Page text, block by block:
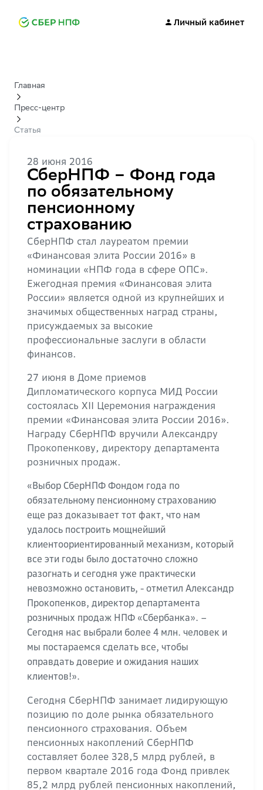
Личный кабинет
Главная
Пресс-центр
Статья
28 июня 2016
СберНПФ – Фонд года
по обязательному
пенсионному
страхованию
СберНПФ стал лауреатом премии
«Финансовая элита России 2016» в
номинации «НПФ года в сфере ОПС».
Ежегодная премия «Финансовая элита
России» является одной из крупнейших и
значимых общественных наград страны,
присуждаемых за высокие
профессиональные заслуги в области
финансов.
27 июня в Доме приемов
Дипломатического корпуса МИД России
состоялась XII Церемония награждения
премии «Финансовая элита России 2016».
Награду СберНПФ вручили Александру
Прокопенкову, директору департамента
розничных продаж.
«Выбор СберНПФ Фондом года по
обязательному пенсионному страхованию
еще раз доказывает тот факт, что нам
удалось построить мощнейший
клиентоориентированный механизм, который
все эти годы было достаточно сложно
разогнать и сегодня уже практически
невозможно остановить, - отметил Александр
Прокопенков, директор департамента
розничных продаж НПФ «Сбербанка». –
Сегодня нас выбрали более 4 млн. человек и
мы постараемся сделать все, чтобы
оправдать доверие и ожидания наших
клиентов!».
Сегодня СберНПФ занимает лидирующую
позицию по доле рынка обязательного
пенсионного страхования. Объем
пенсионных накоплений СберНПФ
составляет более 328,5 млрд рублей, в
первом квартале 2016 года Фонд привлек
85,2 млрд рублей пенсионных накоплений,